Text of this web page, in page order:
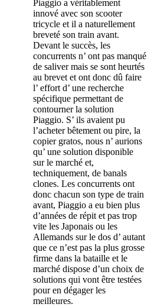
Piaggio a véritablement
innové avec son scooter
tricycle et il a naturellement
breveté son train avant.
Devant le succès, les
concurrents n’ ont pas manqué
de saliver mais se sont heurtés
au brevet et ont donc dû faire
l’ effort d’ une recherche
spécifique permettant de
contourner la solution
Piaggio. S’ ils avaient pu
l’acheter bêtement ou pire, la
copier gratos, nous n’ aurions
qu’ une solution disponible
sur le marché et,
techniquement, de banals
clones. Les concurrents ont
donc chacun son type de train
avant, Piaggio a eu bien plus
d’années de répit et pas trop
vite les Japonais ou les
Allemands sur le dos d’ autant
que ce n’est pas la plus grosse
firme dans la bataille et le
marché dispose d’un choix de
solutions qui vont être testées
pour en dégager les
meilleures.